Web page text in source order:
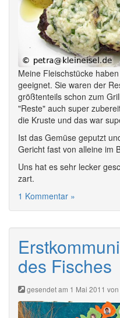
Meine Fleischstücke
geeignet. Sie waren der
größtenteils schon zum
"Reste" auch super
die Kruste und das war
Ist das Gemüse geputzt
Gericht fast von alleine im
Uns hat es sehr lecker
zart.
1 Kommentar »
des Fisches
gesendet am 1 Mai 2011 von